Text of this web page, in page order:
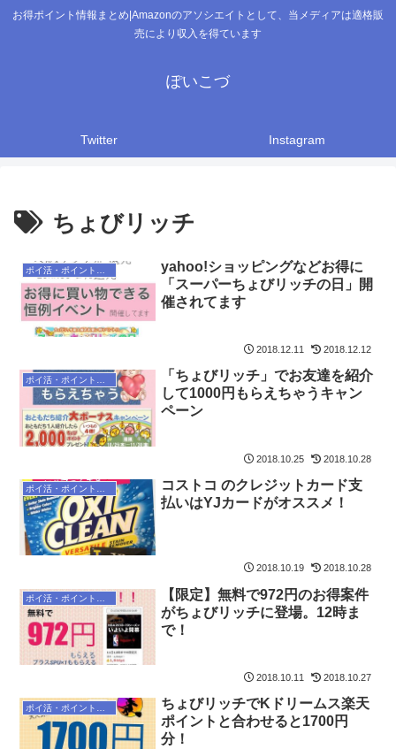
お得ポイント情報まとめ|Amazonのアソシエイトとして、当メディアは適格販
売により収入を得ています
ぽいこづ
Twitter Instagram
ちょびリッチ
yahoo!ショッピングなどお得に
「スーパーちょびリッチの日」開
催されてます
2018.12.11 2018.12.12
「ちょびリッチ」でお友達を紹介
して1000円もらえちゃうキャン
ペーン
2018.10.25 2018.10.28
ポイ活・ポイントサイト
コストコ のクレジットカード支
払いはYJカードがオススメ！
2018.10.19 2018.10.28
【限定】無料で972円のお得案件
がちょびリッチに登場。12時ま
で！
2018.10.11 2018.10.27
ちょびリッチでKドリームス楽天
ポイントと合わせると1700円
分！